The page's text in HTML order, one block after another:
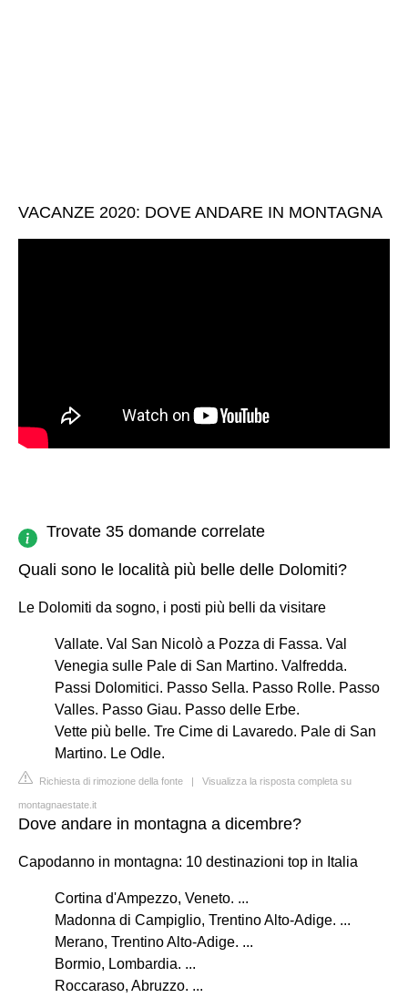
VACANZE 2020: DOVE ANDARE IN MONTAGNA
Trovate 35 domande correlate
Quali sono le località più belle delle Dolomiti?
Le Dolomiti da sogno, i posti più belli da visitare
Vallate. Val San Nicolò a Pozza di Fassa. Val
Venegia sulle Pale di San Martino. Valfredda.
Passi Dolomitici. Passo Sella. Passo Rolle. Passo
Valles. Passo Giau. Passo delle Erbe.
Vette più belle. Tre Cime di Lavaredo. Pale di San
Martino. Le Odle.
Richiesta di rimozione della fonte | Visualizza la risposta completa su
montagnaestate.it
Dove andare in montagna a dicembre?
Capodanno in montagna: 10 destinazioni top in Italia
Cortina d'Ampezzo, Veneto. ...
Madonna di Campiglio, Trentino Alto-Adige. ...
Merano, Trentino Alto-Adige. ...
Bormio, Lombardia. ...
Roccaraso, Abruzzo. ...